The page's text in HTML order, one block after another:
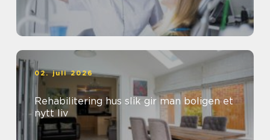
02. juli 2026
Rehabilitering hus slik gir man boligen et
nytt liv